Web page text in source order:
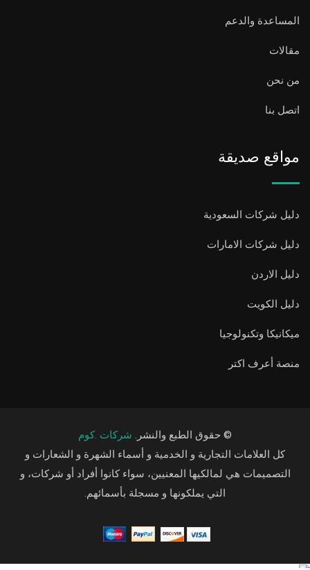
المساعدة والدعم
مقالات
من نحن
اتصل بنا
مواقع صديقة
دليل شركات السعودية
دليل شركات الامارات
دليل الاردن
دليل الكويت
ميكانيكا وتكنولوجيا
منصة أعرف اكتر
© حقوق الطبع والنشر. شركات .كوم
كل العلامات التجارية و الخدمية و أسماء الشهرة و الشعارات و
التصميمات هي لمالكيها المعنيين، سواء كانوا أفراد أو شركات، و
التي يملكونها و مسجلة بأسمائهم.